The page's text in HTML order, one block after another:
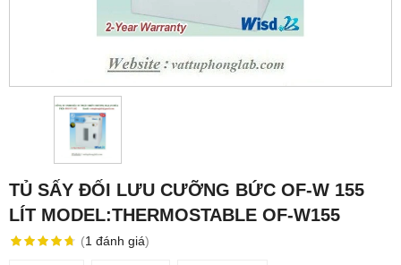
TỦ SẤY ĐỐI LƯU CƯỠNG BỨC OF-W 155
LÍT MODEL:THERMOSTABLE OF-W155
(1 đánh giá)